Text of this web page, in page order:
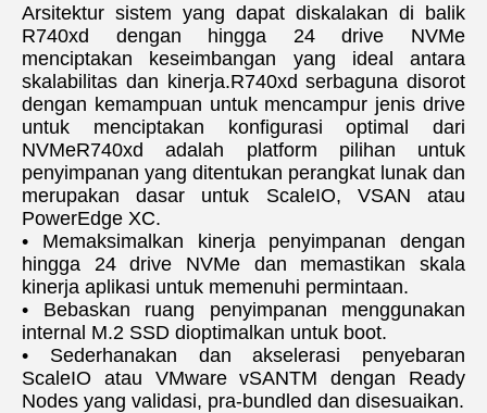
Arsitektur sistem yang dapat diskalakan di balik
R740xd dengan hingga 24 drive NVMe
menciptakan keseimbangan yang ideal antara
skalabilitas dan kinerja.R740xd serbaguna disorot
dengan kemampuan untuk mencampur jenis drive
untuk menciptakan konfigurasi optimal dari
NVMeR740xd adalah platform pilihan untuk
penyimpanan yang ditentukan perangkat lunak dan
merupakan dasar untuk ScaleIO, VSAN atau
PowerEdge XC.
• Memaksimalkan kinerja penyimpanan dengan
hingga 24 drive NVMe dan memastikan skala
kinerja aplikasi untuk memenuhi permintaan.
• Bebaskan ruang penyimpanan menggunakan
internal M.2 SSD dioptimalkan untuk boot.
• Sederhanakan dan akselerasi penyebaran
ScaleIO atau VMware vSANTM dengan Ready
Nodes yang validasi, pra-bundled dan disesuaikan.